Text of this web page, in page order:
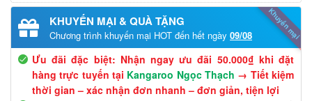
Khuyến mại
KHUYẾN MẠI & QUÀ TẶNG
Chương trình khuyến mại HOT đến hết ngày 09/08
Ưu đãi đặc biệt: Nhận ngay ưu đãi 50.000₫ khi đặt
hàng trực tuyến tại Kangaroo Ngọc Thạch → Tiết kiệm
thời gian – xác nhận đơn nhanh – đơn giản, tiện lợi